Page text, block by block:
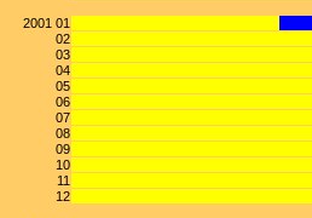
2001 01
02
03
04
05
06
07
08
09
10
11
12